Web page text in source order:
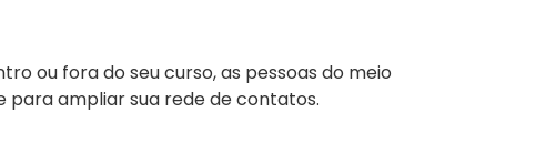
ou fora do seu curso, as pessoas do meio
ampliar sua rede de contatos.